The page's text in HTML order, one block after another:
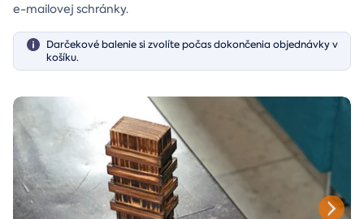
e-mailovej schránky.
Darčekové balenie si zvolíte počas dokončenia objednávky v
košíku.